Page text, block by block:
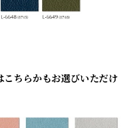
ちらかもお選びいただけ